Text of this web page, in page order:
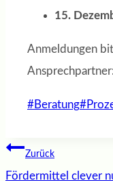
15.
Anmeldungen
Ansprechpartner:
Schlagworte:
#Beratung#
Zurück
Fördermittel clever